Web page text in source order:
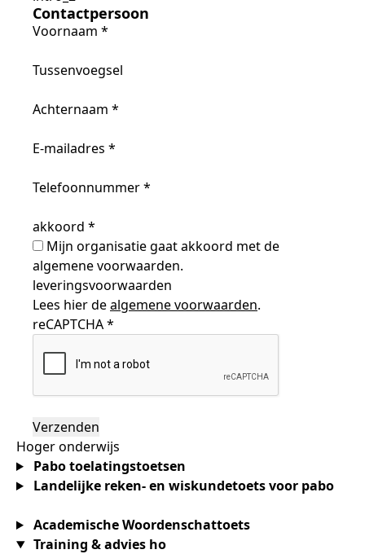
Contactpersoon
Voornaam *
Tussenvoegsel
Achternaam *
E-mailadres *
Telefoonnummer*
akkoord *
Mijn organisatie gaat akkoord met de
algemene voorwaarden.
leveringsvoorwaarden
Lees hier dealgemene voorwaarden.
reCAPTCHA*
Hoger onderwijs
Pabo toelatingstoetsen
Landelijke reken- en wiskundetoets voor pabo
Academische Woordenschattoets
Training & advies ho